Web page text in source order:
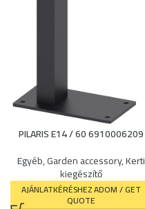
PILARIS E14 / 60 6910006209
Egyéb,Garden accessory,Kerti
kiegészítő
AJÁNLATKÉRÉSHEZ ADOM / GET
QUOTE